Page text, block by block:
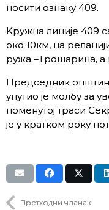
носити ознаку 409.
Kружнa линије 409
око 10км, на
ружа –Трошарина, а
Председник
упутио je молбу за
поменутој траси
је у кратком року
Претходни чланак